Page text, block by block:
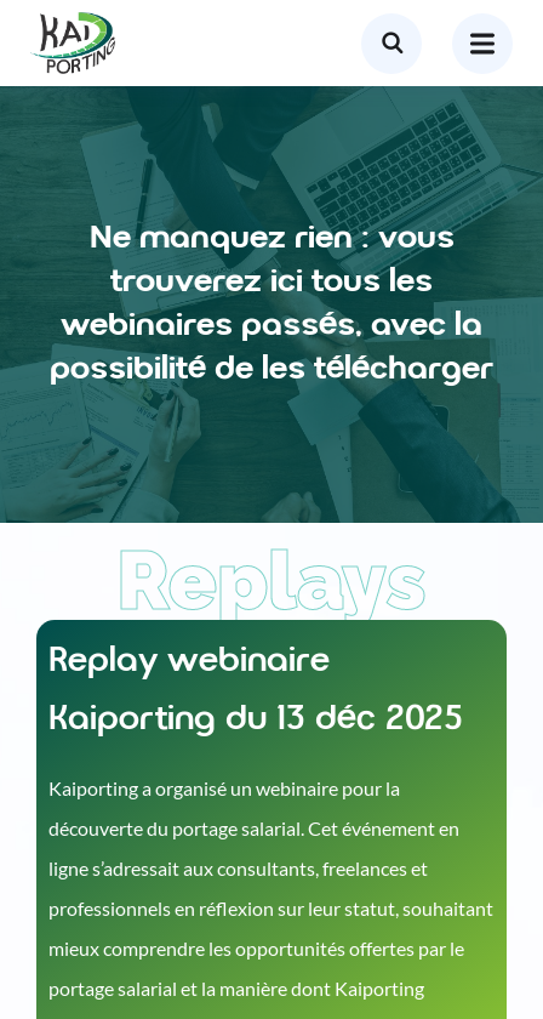
Replays
Ne manquez rien : vous
trouverez ici tous les
webinaires passés, avec la
possibilité de les télécharger
Replay webinaire
Kaiporting du 13 déc 2025
Kaiporting a organisé un webinaire pour la
découverte du portage salarial. Cet événement en
ligne s’adressait aux consultants, freelances et
professionnels en réflexion sur leur statut, souhaitant
mieux comprendre les opportunités offertes par le
portage salarial et la manière dont Kaiporting